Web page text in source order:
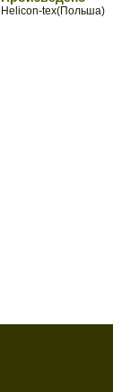
Helicon-tex(Польша)